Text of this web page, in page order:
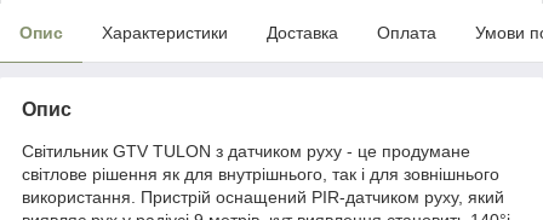
Опис Характеристики Доставка Оплата Умови
Опис
Світильник GTV TULON з датчиком руху - це продумане
світлове рішення як для внутрішнього, так і для зовнішнього
використання. Пристрій оснащений PIR-датчиком руху, який